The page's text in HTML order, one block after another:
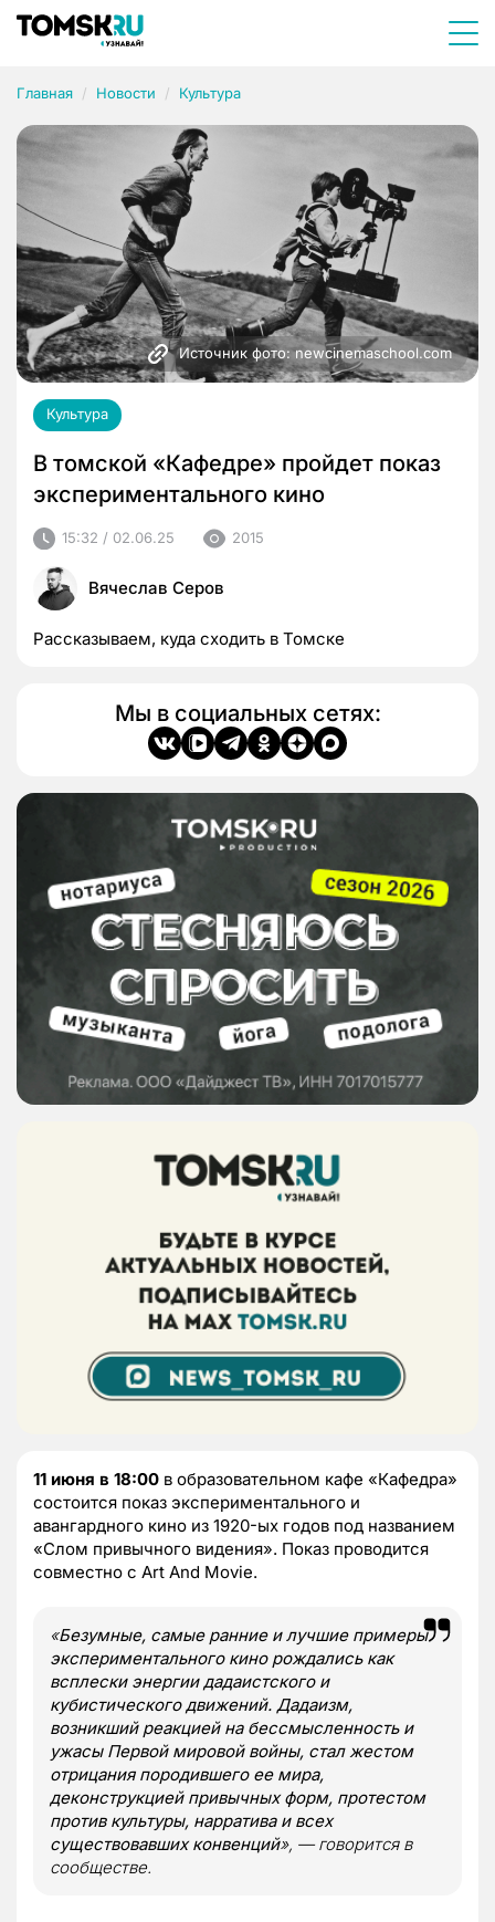
Главная Новости Культура
Источник фото: newcinemaschool.com
Культура
В томской «Кафедре» пройдет показ
экспериментального кино
15:32 / 02.06.25 2015
Вячеслав Серов
Рассказываем, куда сходить в Томске
Мы в социальных сетях:
11 июня в 18:00 в образовательном кафе «Кафедра»
состоится показ экспериментального и
авангардного кино из 1920-ых годов под названием
«Слом привычного видения». Показ проводится
совместно с Art And Movie.
«Безумные, самые ранние и лучшие примеры
экспериментального кино рождались как
всплески энергии дадаистского и
кубистического движений. Дадаизм,
возникший реакцией на бессмысленность и
ужасы Первой мировой войны, стал жестом
отрицания породившего ее мира,
деконструкцией привычных форм, протестом
против культуры, нарратива и всех
существовавших конвенций», — говорится в
сообществе.